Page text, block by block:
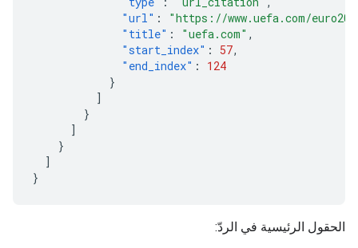
"url" :
"https://www.uefa.com/
"title" : "uefa.com" ,
"start_index" : 57,
"end_index" :
124
}
]
}
]
}
]
}
الحقول الرئيسية في الردّ: